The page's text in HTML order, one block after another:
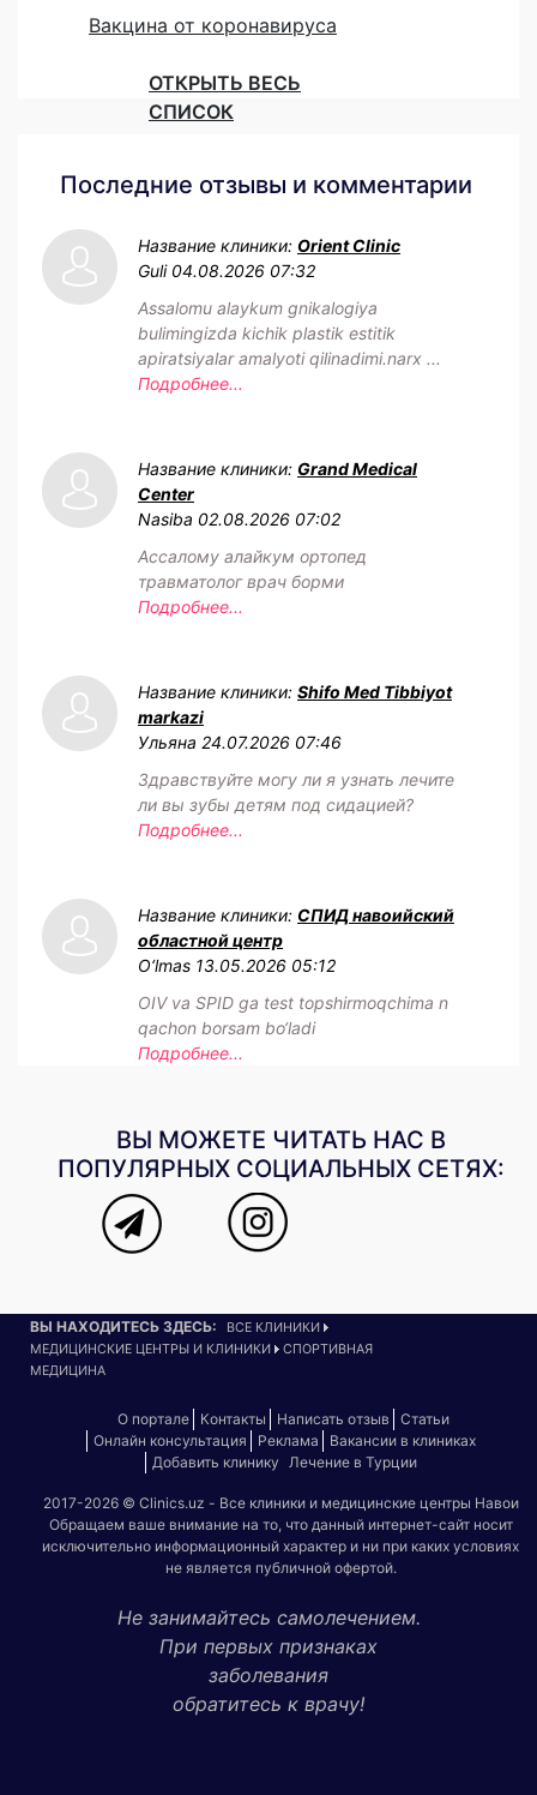
Вакцина от коронавируса
ОТКРЫТЬ ВЕСЬ
СПИСОК
Последние отзывы и комментарии
Название клиники: Orient Clinic
Guli 04.08.2026 07:32
Assalomu alaykum gnikalogiya
bulimingizda kichik plastik estitik
apiratsiyalar amalyoti qilinadimi.narx ...
Подробнее...
Название клиники: Grand Medical
Center
Nasiba 02.08.2026 07:02
Ассалому алайкум ортопед
травматолог врач борми
Подробнее...
Название клиники: Shifo Med Tibbiyot
markazi
Ульяна 24.07.2026 07:46
Здравствуйте могу ли я узнать лечите
ли вы зубы детям под сидацией?
Подробнее...
Название клиники: СПИД навоийский
областной центр
O‘lmas 13.05.2026 05:12
OIV va SPID ga test topshirmoqchima n
qachon borsam bo‘ladi
Подробнее...
ВЫ МОЖЕТЕ ЧИТАТЬ НАС В
ПОПУЛЯРНЫХ СОЦИАЛЬНЫХ СЕТЯХ:
ВЫ НАХОДИТЕСЬ ЗДЕСЬ:
ВСЕ КЛИНИКИ
МЕДИЦИНСКИЕ ЦЕНТРЫ И КЛИНИКИ
СПОРТИВНАЯ
МЕДИЦИНА
О портале Контакты Написать отзыв
Статьи
Онлайн консультация
Реклама
Вакансии в клиниках
Добавить клинику
Лечение в Турции
2017-2026 © Clinics.uz - Все клиники и медицинские центры Навои
Обращаем ваше внимание на то, что данный интернет-сайт носит
исключительно информационный характер и ни при каких условиях
не является публичной офертой.
Не занимайтесь самолечением.
При первых признаках
заболевания
обратитесь к врачу!